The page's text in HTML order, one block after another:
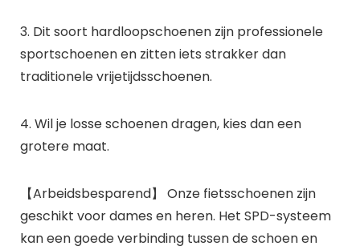
3. Dit soort hardloopschoenen zijn professionele
sportschoenen en zitten iets strakker dan
traditionele vrijetijdsschoenen.
4. Wil je losse schoenen dragen, kies dan een
grotere maat.
【Arbeidsbesparend】 Onze fietsschoenen zijn
geschikt voor dames en heren. Het SPD-systeem
kan een goede verbinding tussen de schoen en